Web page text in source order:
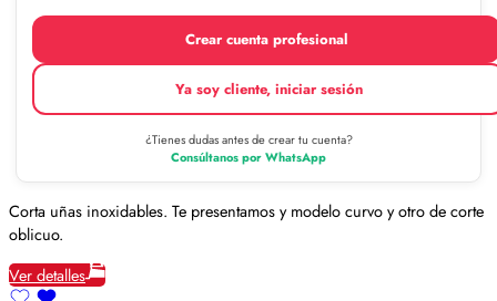
Crear cuenta profesional
Ya soy cliente, iniciar sesión
¿Tienes dudas antes de crear tu cuenta?
Consúltanos por WhatsApp
Corta uñas inoxidables. Te presentamos y modelo curvo y otro de corte
oblicuo.
Ver detalles